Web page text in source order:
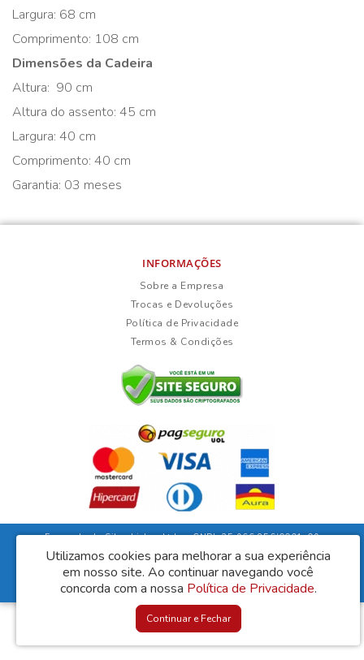
Largura: 68 cm
Comprimento: 108 cm
Dimensões da Cadeira
Altura: 90 cm
Altura do assento: 45 cm
Largura: 40 cm
Comprimento: 40 cm
Garantia: 03 meses
INFORMAÇÕES
Sobre a Empresa
Trocas e Devoluções
Política de Privacidade
Termos & Condições
Fernanda da Silva Lisboa Ltda - CNPJ: 35.966.856/0001-09
Rua Duarte Guimarães, 135 - Ubaíra/Bahia - CEP: 45310-000
Lisboa Móveis © 2026
Desenvolvido por88digital
Utilizamos cookies para melhorar a sua experiência
em nosso site. Ao continuar navegando você
concorda com a nossa Política de Privacidade.
Continuar e Fechar